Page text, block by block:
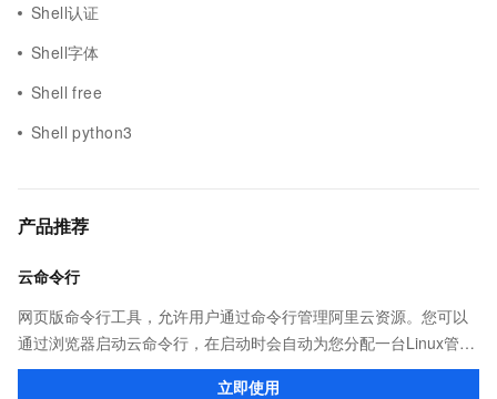
Shell认证
Shell字体
Shell free
Shell python3
产品推荐
云命令行
网页版命令行工具，允许用户通过命令行管理阿里云资源。您可以
通过浏览器启动云命令行，在启动时会自动为您分配一台Linux管理
机，并预装CLI、Terraform等多种云管理工具和ssh、vim、jq等系
立即使用